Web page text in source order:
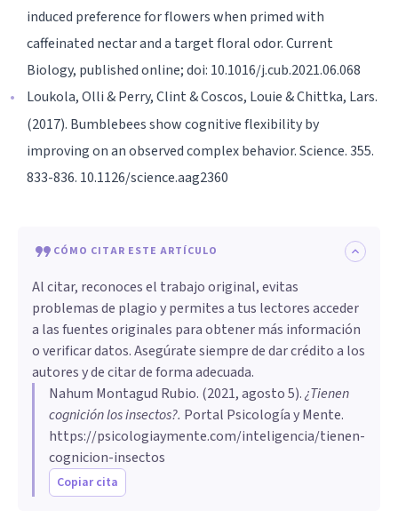
induced preference for flowers when primed with
caffeinated nectar and a target floral odor. Current
Biology, published online; doi: 10.1016/j.cub.2021.06.068
Loukola, Olli & Perry, Clint & Coscos, Louie & Chittka, Lars.
(2017). Bumblebees show cognitive flexibility by
improving on an observed complex behavior. Science. 355.
833-836. 10.1126/science.aag2360
CÓMO CITAR ESTE ARTÍCULO
Al citar, reconoces el trabajo original, evitas
problemas de plagio y permites a tus lectores acceder
a las fuentes originales para obtener más información
o verificar datos. Asegúrate siempre de dar crédito a los
autores y de citar de forma adecuada.
Nahum Montagud Rubio. (2021, agosto 5).¿Tienen
cognición los insectos?. Portal Psicología y Mente.
https://psicologiaymente.com/inteligencia/tienen-
cognicion-insectos
Copiar cita